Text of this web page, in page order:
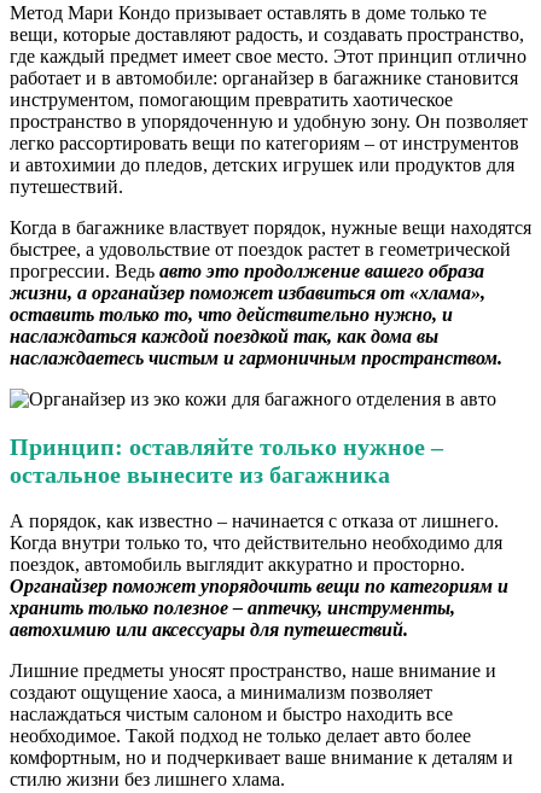
Метод Мари Кондо призывает оставлять в доме только те
вещи, которые доставляют радость, и создавать пространство,
где каждый предмет имеет свое место. Этот принцип отлично
работает и в автомобиле: органайзер в багажнике становится
инструментом, помогающим превратить хаотическое
пространство в упорядоченную и удобную зону. Он позволяет
легко рассортировать вещи по категориям – от инструментов
и автохимии до пледов, детских игрушек или продуктов для
путешествий.
Когда в багажнике властвует порядок, нужные вещи находятся
быстрее, а удовольствие от поездок растет в геометрической
прогрессии. Ведь авто это продолжение вашего образа
жизни, а органайзер поможет избавиться от «хлама»,
оставить только то, что действительно нужно, и
наслаждаться каждой поездкой так, как дома вы
наслаждаетесь чистым и гармоничным пространством.
Принцип: оставляйте только нужное –
остальное вынесите из багажника
А порядок, как известно – начинается с отказа от лишнего.
Когда внутри только то, что действительно необходимо для
поездок, автомобиль выглядит аккуратно и просторно.
Органайзер поможет упорядочить вещи по категориям и
хранить только полезное – аптечку, инструменты,
автохимию или аксессуары для путешествий.
Лишние предметы уносят пространство, наше внимание и
создают ощущение хаоса, а минимализм позволяет
наслаждаться чистым салоном и быстро находить все
необходимое. Такой подход не только делает авто более
комфортным, но и подчеркивает ваше внимание к деталям и
стилю жизни без лишнего хлама.